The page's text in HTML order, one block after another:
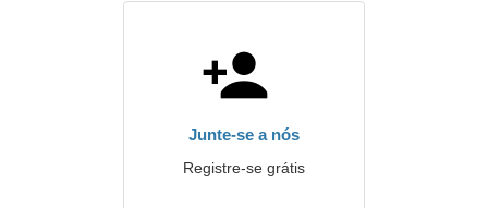
Junte-se a nós
Registre-se grátis